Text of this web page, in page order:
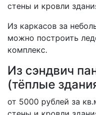
стены и кровли
Из каркасов за
можно построить
комплекс.
Из сэндвич
(тёплые
от 5000 рублей за